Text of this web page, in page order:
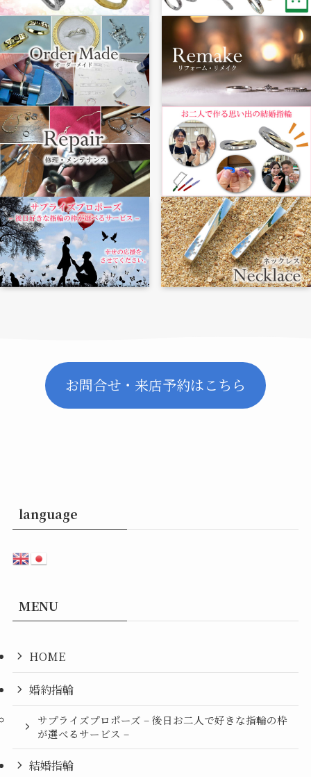
お問合せ・来店予約はこちら
language
MENU
HOME
婚約指輪
サプライズプロポーズ – 後日お二人で好きな指輪の枠
が選べるサービス –
結婚指輪